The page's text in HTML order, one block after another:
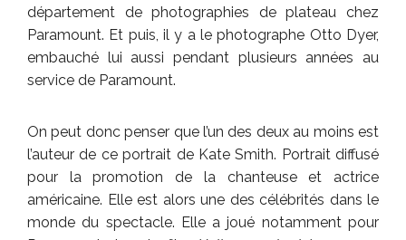
département de photographies de plateau chez
Paramount. Et puis, il y a le photographe Otto Dyer,
embauché lui aussi pendant plusieurs années au
service de Paramount.
On peut donc penser que l’un des deux au moins est
l’auteur de ce portrait de Kate Smith. Portrait diffusé
pour la promotion de la chanteuse et actrice
américaine. Elle est alors une des célébrités dans le
monde du spectacle. Elle a joué notamment pour